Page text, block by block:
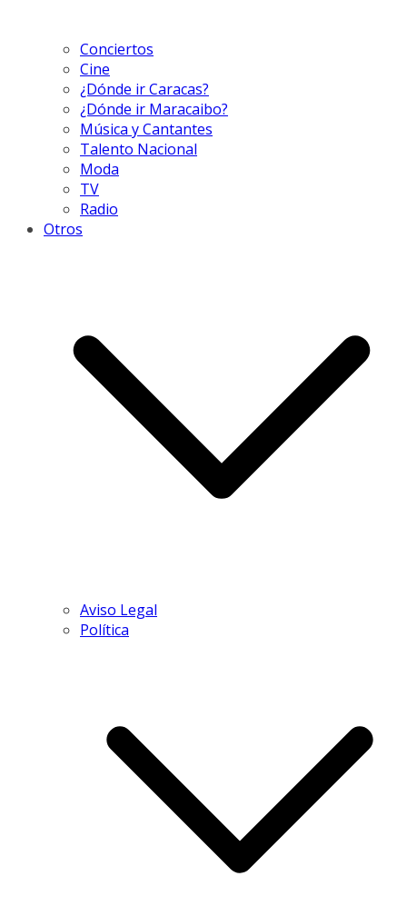
Conciertos
Cine
¿Dónde ir Caracas?
¿Dónde ir Maracaibo?
Música y Cantantes
Talento Nacional
Moda
TV
Radio
Otros
Aviso Legal
Política